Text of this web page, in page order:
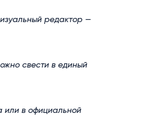
редактор —
свести в единый
или в официальной